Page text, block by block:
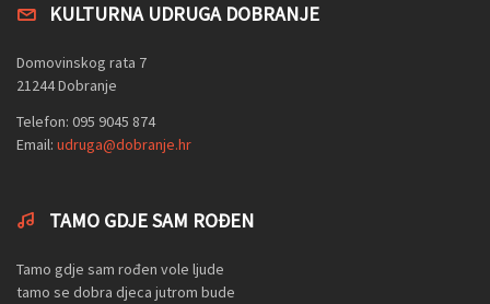
KULTURNA UDRUGA DOBRANJE
Domovinskog rata 7
21244 Dobranje
Telefon: 095 9045 874
Email: udruga@dobranje.hr
TAMO GDJE SAM ROĐEN
Tamo gdje sam rođen vole ljude
tamo se dobra djeca jutrom bude